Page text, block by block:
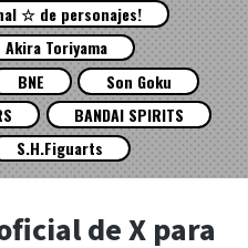
☆ de personajes!
Akira Toriyama
BNE
Son Goku
BANDAI SPIRITS
S.H.Figuarts
de X para